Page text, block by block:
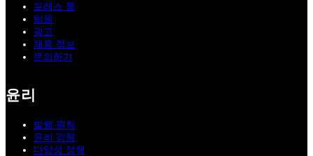
프레스 룸
팀원
광고
채용 정보
문의하기
윤리
발행 원칙
윤리 강령
다양성 정책